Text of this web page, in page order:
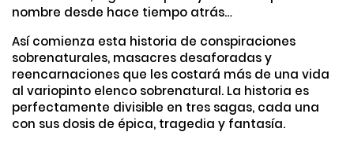
nombre desde hace tiempo atrás…
Así comienza esta historia de conspiraciones
sobrenaturales, masacres desaforadas y
reencarnaciones que les costará más de una vida
al variopinto elenco sobrenatural. La historia es
perfectamente divisible en tres sagas, cada una
con sus dosis de épica, tragedia y fantasía.